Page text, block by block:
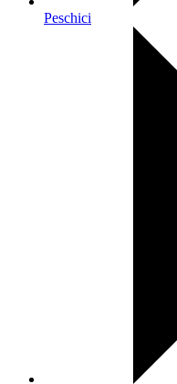
Peschici